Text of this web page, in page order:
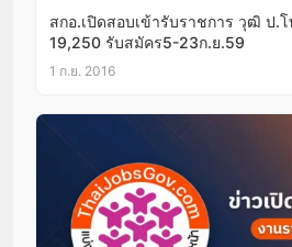
สกอ.เปิดสอบเข้ารับราชการ วุฒิ ป.โ
19,250 รับสมัคร5-23ก.ย.59
1 ก.ย. 2016